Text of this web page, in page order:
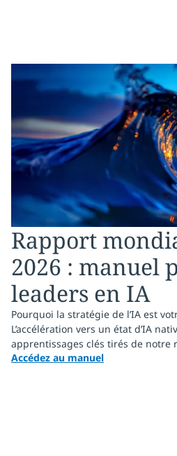
Rapport
2026 : manuel
leaders en IA
Pourquoi la stratégie de l’IA est
L’accélération vers un état d’IA
apprentissages clés tirés de notre
Accédez au manuel